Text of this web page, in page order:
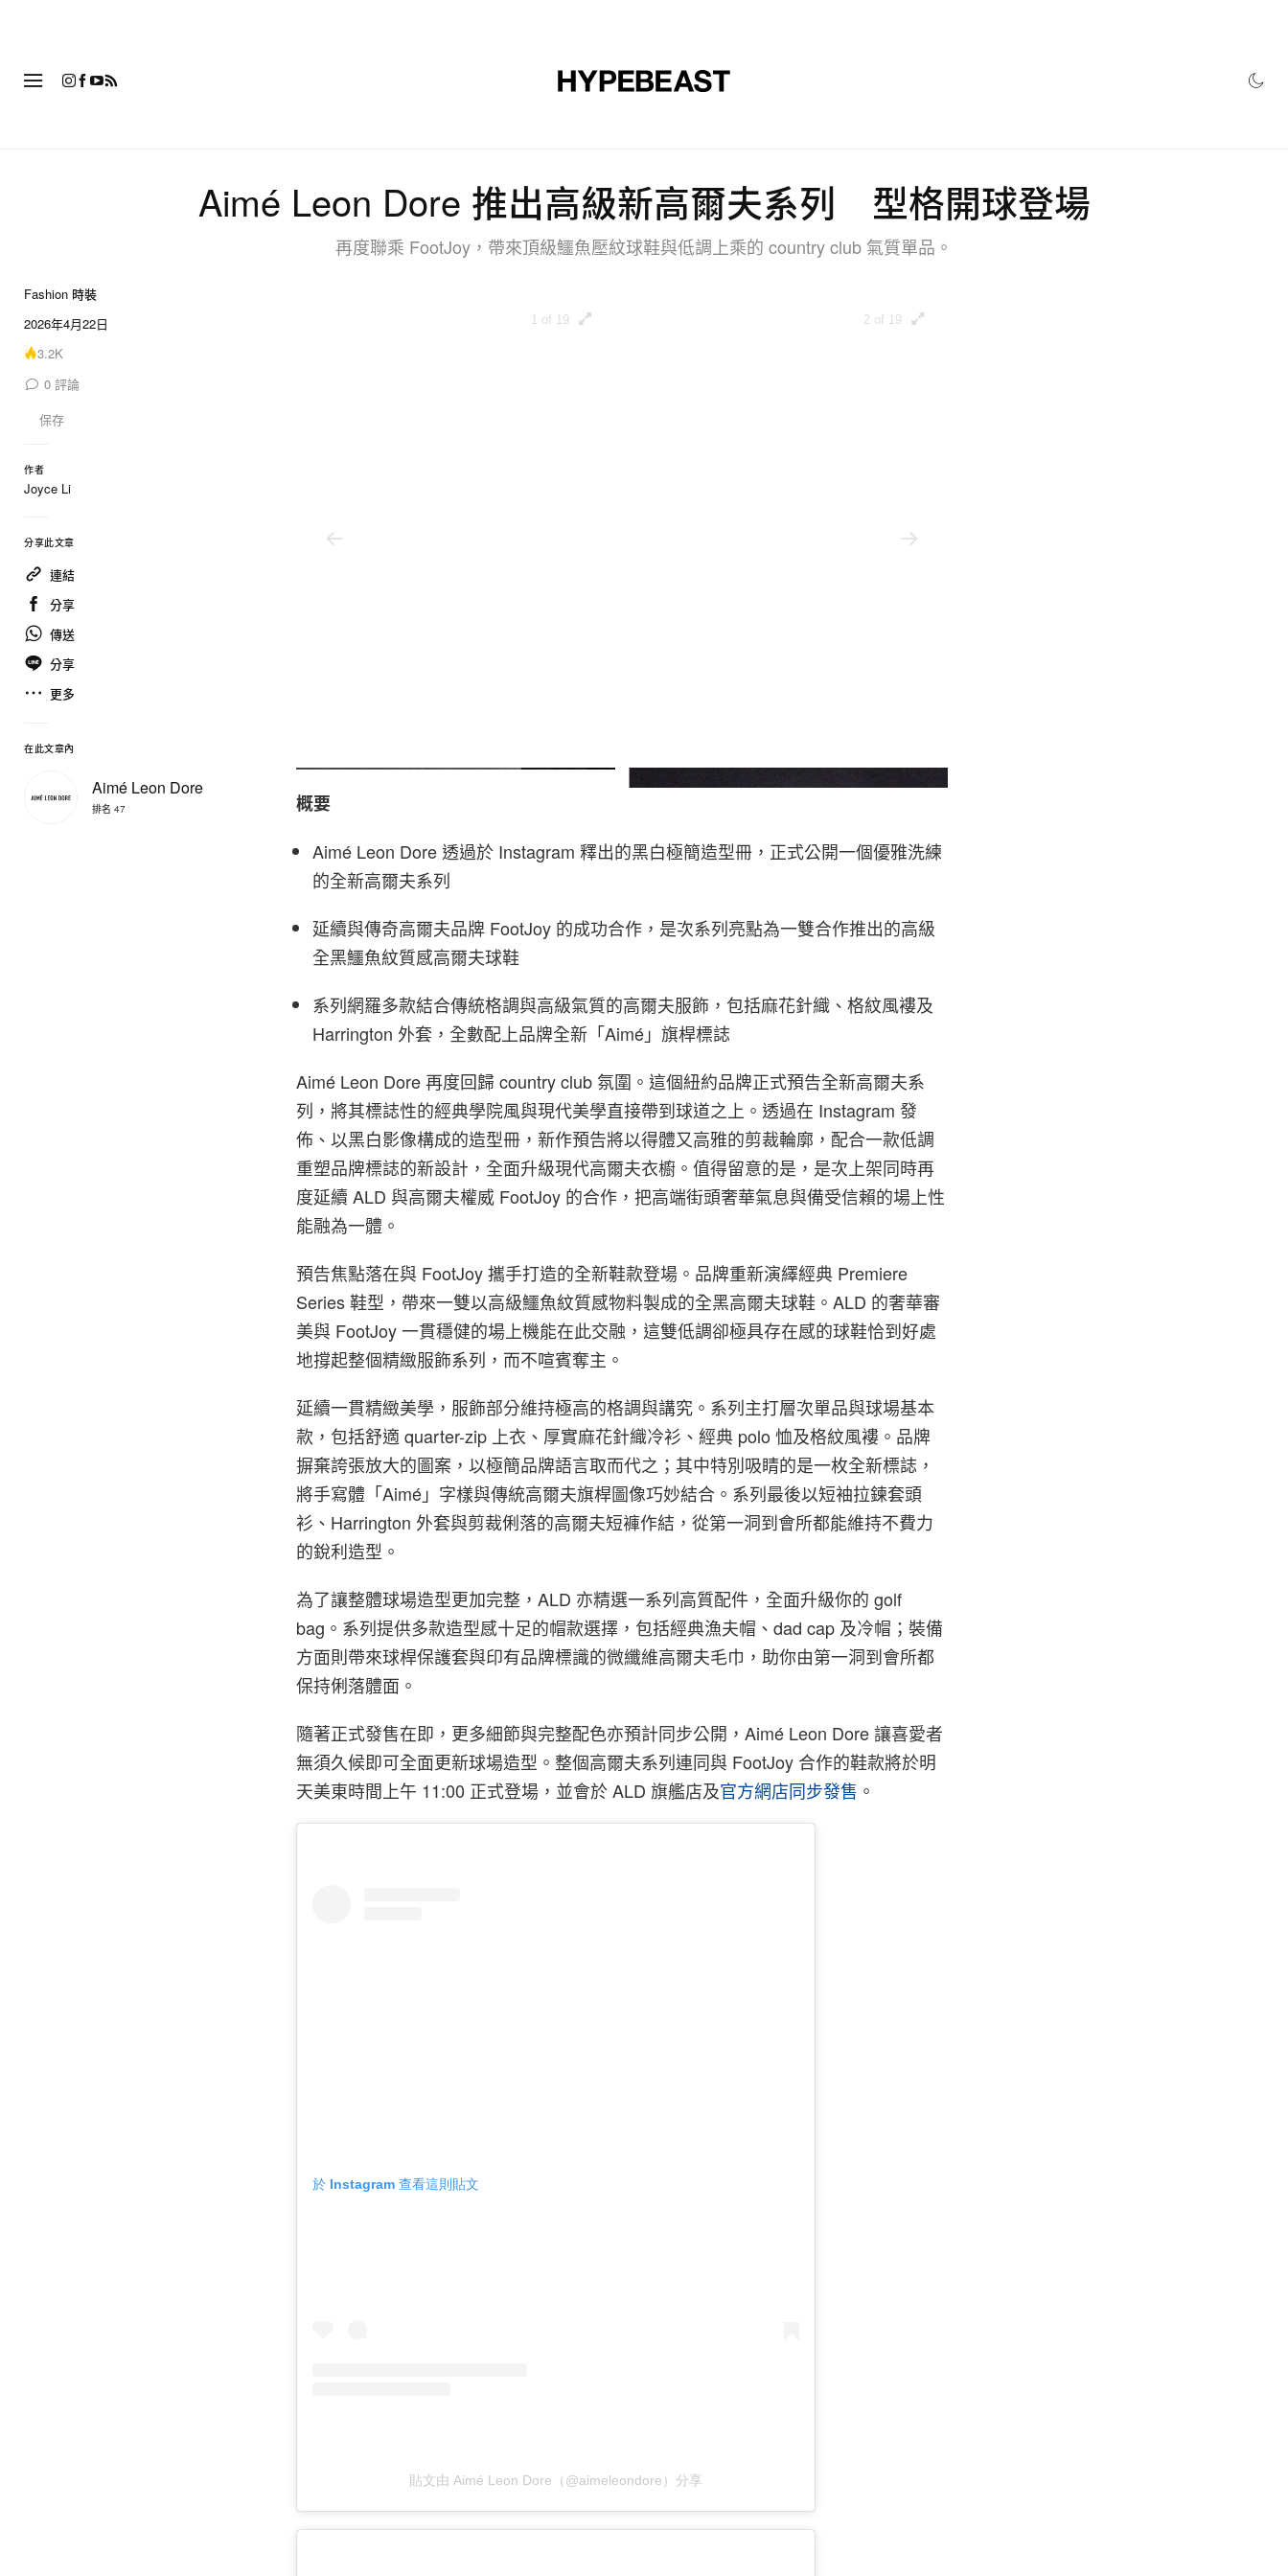
Aimé Leon Dore 推出高級新高爾夫系列 型格開球登場
再度聯乘 FootJoy，帶來頂級鱷魚壓紋球鞋與低調上乘的 country club 氣質單品。
Fashion 時裝
2026年4月22日
3.2K
0 評論
保存
作者
Joyce Li
分享此文章
連結
分享
傳送
分享
更多
在此文章內
Aimé Leon Dore
排名 47
1 of 19 2 of 19
概要
Aimé Leon Dore 透過於 Instagram 釋出的黑白極簡造型冊，正式公開一個優雅洗練
的全新高爾夫系列
延續與傳奇高爾夫品牌 FootJoy 的成功合作，是次系列亮點為一雙合作推出的高級
全黑鱷魚紋質感高爾夫球鞋
系列網羅多款結合傳統格調與高級氣質的高爾夫服飾，包括麻花針織、格紋風褸及
Harrington 外套，全數配上品牌全新「Aimé」旗桿標誌
Aimé Leon Dore 再度回歸 country club 氛圍。這個紐約品牌正式預告全新高爾夫系
列，將其標誌性的經典學院風與現代美學直接帶到球道之上。透過在 Instagram 發
佈、以黑白影像構成的造型冊，新作預告將以得體又高雅的剪裁輪廓，配合一款低調
重塑品牌標誌的新設計，全面升級現代高爾夫衣櫥。值得留意的是，是次上架同時再
度延續 ALD 與高爾夫權威 FootJoy 的合作，把高端街頭奢華氣息與備受信賴的場上性
能融為一體。
預告焦點落在與 FootJoy 攜手打造的全新鞋款登場。品牌重新演繹經典 Premiere
Series 鞋型，帶來一雙以高級鱷魚紋質感物料製成的全黑高爾夫球鞋。ALD 的奢華審
美與 FootJoy 一貫穩健的場上機能在此交融，這雙低調卻極具存在感的球鞋恰到好處
地撐起整個精緻服飾系列，而不喧賓奪主。
延續一貫精緻美學，服飾部分維持極高的格調與講究。系列主打層次單品與球場基本
款，包括舒適 quarter-zip 上衣、厚實麻花針織冷衫、經典 polo 恤及格紋風褸。品牌
摒棄誇張放大的圖案，以極簡品牌語言取而代之；其中特別吸睛的是一枚全新標誌，
將手寫體「Aimé」字樣與傳統高爾夫旗桿圖像巧妙結合。系列最後以短袖拉鍊套頭
衫、Harrington 外套與剪裁俐落的高爾夫短褲作結，從第一洞到會所都能維持不費力
的銳利造型。
為了讓整體球場造型更加完整，ALD 亦精選一系列高質配件，全面升級你的 golf
bag。系列提供多款造型感十足的帽款選擇，包括經典漁夫帽、dad cap 及冷帽；裝備
方面則帶來球桿保護套與印有品牌標識的微纖維高爾夫毛巾，助你由第一洞到會所都
保持俐落體面。
隨著正式發售在即，更多細節與完整配色亦預計同步公開，Aimé Leon Dore 讓喜愛者
無須久候即可全面更新球場造型。整個高爾夫系列連同與 FootJoy 合作的鞋款將於明
天美東時間上午 11:00 正式登場，並會於 ALD 旗艦店及官方網店同步發售 。
於 Instagram 查看這則貼文
貼文由 Aimé Leon Dore（@aimeleondore）分享